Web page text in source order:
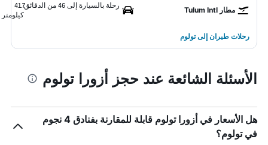
مطار Tulum Intl
رحلة بالسيارة إلى 46 من الدقائق
41.7
كيلومتر
رحلات طيران إلى تولوم
الأسئلة الشائعة عند حجز أزورا تولوم
هل الأسعار في أزورا تولوم قابلة للمقارنة بفنادق 4 نجوم
في تولوم؟